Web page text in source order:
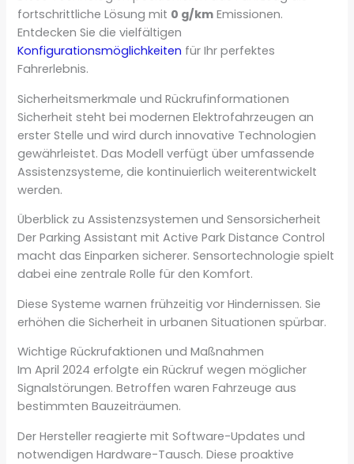
fortschrittliche Lösung mit 0 g/km Emissionen.
Entdecken Sie die vielfältigen
Konfigurationsmöglichkeiten für Ihr perfektes
Fahrerlebnis.
Sicherheitsmerkmale und Rückrufinformationen
Sicherheit steht bei modernen Elektrofahrzeugen an
erster Stelle und wird durch innovative Technologien
gewährleistet. Das Modell verfügt über umfassende
Assistenzsysteme, die kontinuierlich weiterentwickelt
werden.
Überblick zu Assistenzsystemen und Sensorsicherheit
Der Parking Assistant mit Active Park Distance Control
macht das Einparken sicherer. Sensortechnologie spielt
dabei eine zentrale Rolle für den Komfort.
Diese Systeme warnen frühzeitig vor Hindernissen. Sie
erhöhen die Sicherheit in urbanen Situationen spürbar.
Wichtige Rückrufaktionen und Maßnahmen
Im April 2024 erfolgte ein Rückruf wegen möglicher
Signalstörungen. Betroffen waren Fahrzeuge aus
bestimmten Bauzeiträumen.
Der Hersteller reagierte mit Software-Updates und
notwendigen Hardware-Tausch. Diese proaktive